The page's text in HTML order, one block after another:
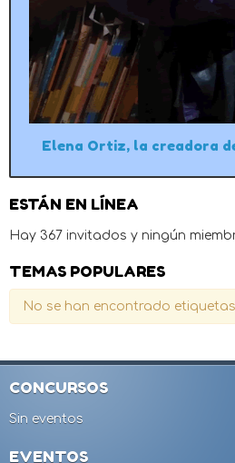
Elena Ortiz, la creadora
ESTÁN EN LÍNEA
Hay 367 invitados y ningún
TEMAS POPULARES
No se han encontrado
CONCURSOS
Sin eventos
EVENTOS